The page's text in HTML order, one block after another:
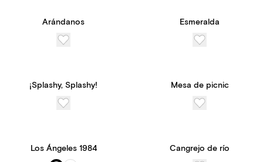
Arándanos Esmeralda
¡Splashy, Splashy! Mesa de picnic
Los Ángeles 1984 Cangrejo de río